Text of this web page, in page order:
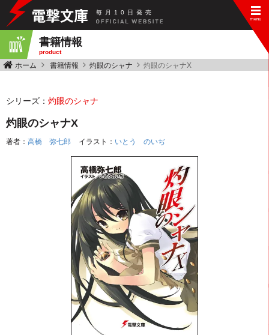
毎 月 10 日 発 売
書籍情報
product
ホーム 書籍情報 灼眼のシャナ 灼眼のシャナX
シリーズ： 灼眼のシャナ
灼眼のシャナX
著者： 高橋 弥七郎 イラスト： いとう のいぢ